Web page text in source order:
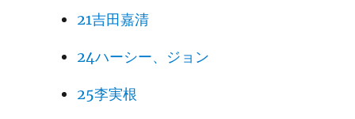
21吉田嘉清
24ハーシー、ジョン
25李実根